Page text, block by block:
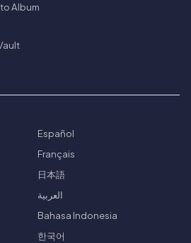
Album
Español
Français
日本語
العربية
Bahasa Indonesia
한국어